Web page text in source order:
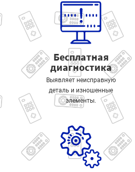
Бесплатная
диагностика
Выявляет неисправную
деталь и изношенные
элементы.